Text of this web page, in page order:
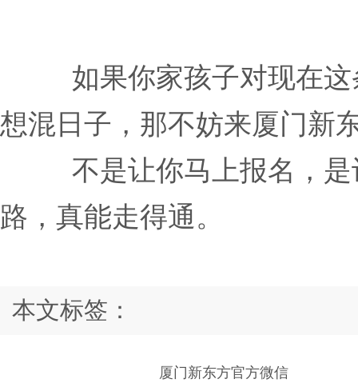
如果你家孩子对现在
想混日子，那不妨来厦门新
不是让你马上报名，
路，真能走得通。
本文标签：
厦门新东方官方微信